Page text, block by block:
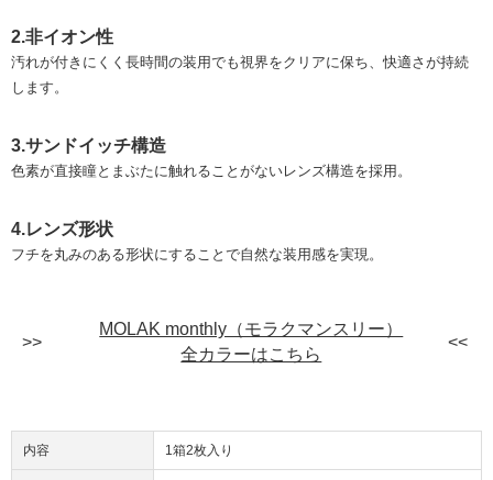
2.非イオン性
汚れが付きにくく長時間の装用でも視界をクリアに保ち、快適さが持続
します。
3.サンドイッチ構造
色素が直接瞳とまぶたに触れることがないレンズ構造を採用。
4.レンズ形状
フチを丸みのある形状にすることで自然な装用感を実現。
MOLAK monthly（モラクマンスリー）
全カラーはこちら
内容 1箱2枚入り